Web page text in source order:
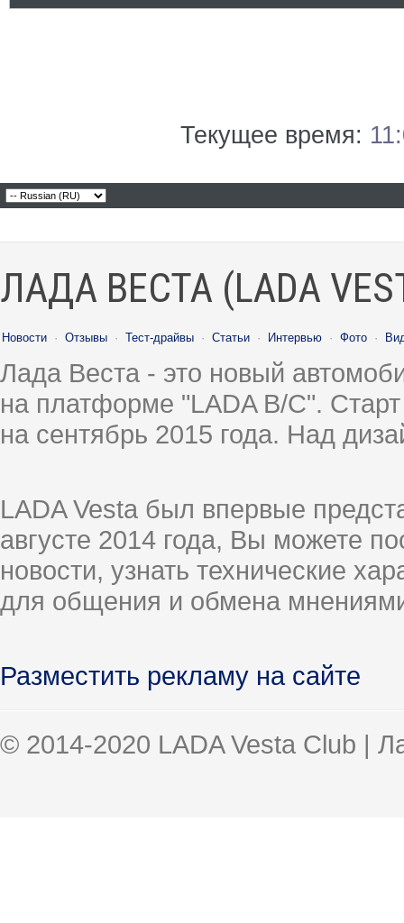
Текущее время:
ЛАДА ВЕСТА (LADA
Новости · Отзывы · Тест-драйвы · Статьи · Интервью · Фото ·
Лада Веста - это новый
на платформе "LADA B/C".
на сентябрь 2015 года. Над
LADA Vesta был впервые
августе 2014 года, Вы можете
новости, узнать технические
для общения и обмена
Разместить рекламу на сайте
© 2014-2020 LADA Vesta Club |